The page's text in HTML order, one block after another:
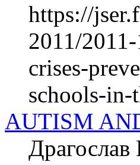
https://
2011/
crises-
schools-in-
AUTISM